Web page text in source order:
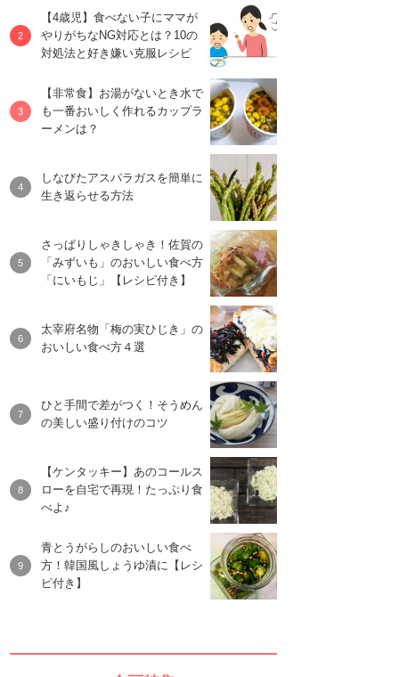
【4歳児】食べない子にママが
やりがちなNG対応とは？10の
対処法と好き嫌い克服レシピ
【非常食】お湯がないとき水で
も一番おいしく作れるカップラ
ーメンは？
しなびたアスパラガスを簡単に
生き返らせる方法
さっぱりしゃきしゃき！佐賀の
「みずいも」のおいしい食べ方
「にいもじ」【レシピ付き】
太宰府名物「梅の実ひじき」の
おいしい食べ方４選
ひと手間で差がつく！そうめん
の美しい盛り付けのコツ
【ケンタッキー】あのコールス
ローを自宅で再現！たっぷり食
べよ♪
青とうがらしのおいしい食べ
方！韓国風しょうゆ漬に【レシ
ピ付き】